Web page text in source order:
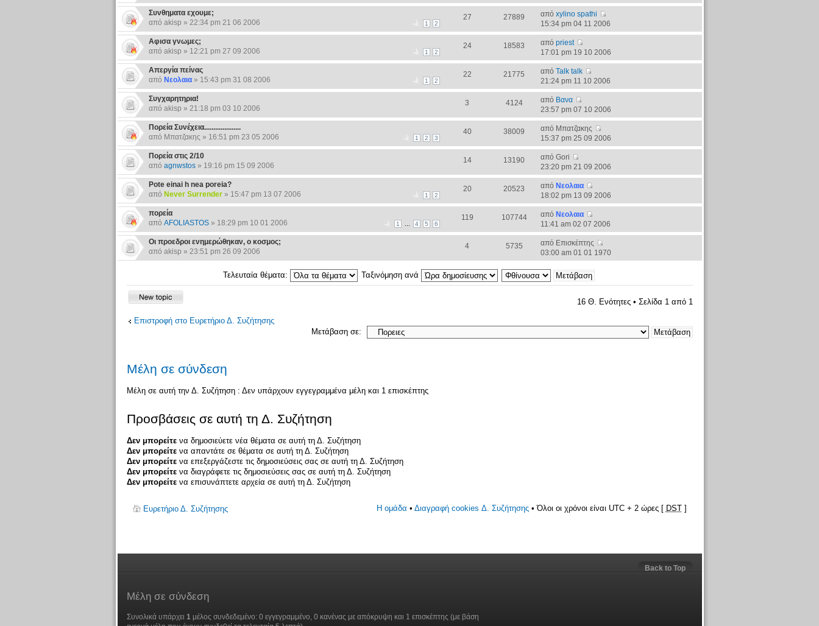
Συνθηματα εχουμε;
1 2
από akisp » 22:34 pm 21 06 2006
27 27889 απόxylino spathi
15:34 pm 04 11 2006
Αφισα γνωμες;
1 2
από akisp » 12:21 pm 27 09 2006
24 18583 απόpriest
17:01 pm 19 10 2006
Απεργία πείνας
1 2
από Νεολαια» 15:43 pm 31 08 2006
22 21775 απόTalk talk
21:24 pm 11 10 2006
Συγχαρητηρια!
από akisp » 21:18 pm 03 10 2006
3 4124 από Βανα
23:57 pm 07 10 2006
Πορεία Συνέχεια....................
1 2 3
από Μπατζακης » 16:51 pm 23 05 2006
40 38009
από Μπατζακης
15:37 pm 25 09 2006
Πορεία στις 2/10
από agnwstos» 19:16 pm 15 09 2006
14 13190
από Gori
23:20 pm 21 09 2006
Pote einai h nea poreia?
1 2
από Never Surrender» 15:47 pm 13 07 2006
20 20523 από Νεολαια
18:02 pm 13 09 2006
πορεία
1 4 5 6
από AFOLIASTOS» 18:29 pm 10 01 2006
119 107744 από Νεολαια
11:41 am 02 07 2006
Οι προεδροι ενημερώθηκαν, ο κοσμος;
από akisp » 23:51 pm 26 09 2006
4 5735
από Επισκέπτης
03:00 am 01 01 1970
Τελευταία θέματα: Ταξινόμηση ανά
16 Θ. Ενότητες • Σελίδα 1από 1
Επιστροφή στο Ευρετήριο Δ. Συζήτησης
Μετάβαση σε:
Μέλη σε σύνδεση
Μέλη σε αυτή την Δ. Συζήτηση : Δεν υπάρχουν εγγεγραμμένα μέλη και 1 επισκέπτης
Προσβάσεις σε αυτή τη Δ. Συζήτηση
Δεν μπορείτενα δημοσιεύετε νέα θέματα σε αυτή τη Δ. Συζήτηση
Δεν μπορείτενα απαντάτε σε θέματα σε αυτή τη Δ. Συζήτηση
Δεν μπορείτενα επεξεργάζεστε τις δημοσιεύσεις σας σε αυτή τη Δ. Συζήτηση
Δεν μπορείτενα διαγράφετε τις δημοσιεύσεις σας σε αυτή τη Δ. Συζήτηση
Δεν μπορείτενα επισυνάπτετε αρχεία σε αυτή τη Δ. Συζήτηση
Ευρετήριο Δ. Συζήτησης Η ομάδα • Διαγραφή cookies Δ. Συζήτησης• Όλοι οι χρόνοι είναι UTC + 2 ώρες [ DST]
Back to Top
Μέλησε σύνδεση
Συνολικά υπάρχει 1μέλος συνδεδεμένο: 0 εγγεγραμμένο, 0 κανένας με απόκρυψη και 1 επισκέπτης (με βάση